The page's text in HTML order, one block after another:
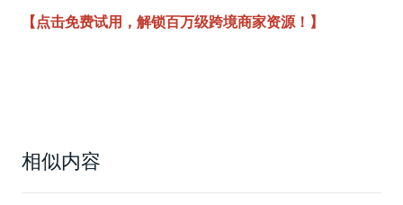
【点击免费试用，解锁百万级跨境商家资源！】
相似内容